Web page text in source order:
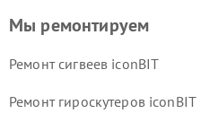
Мы ремонтируем
Ремонт сигвеев iconBIT
Ремонт гироскутеров iconBIT